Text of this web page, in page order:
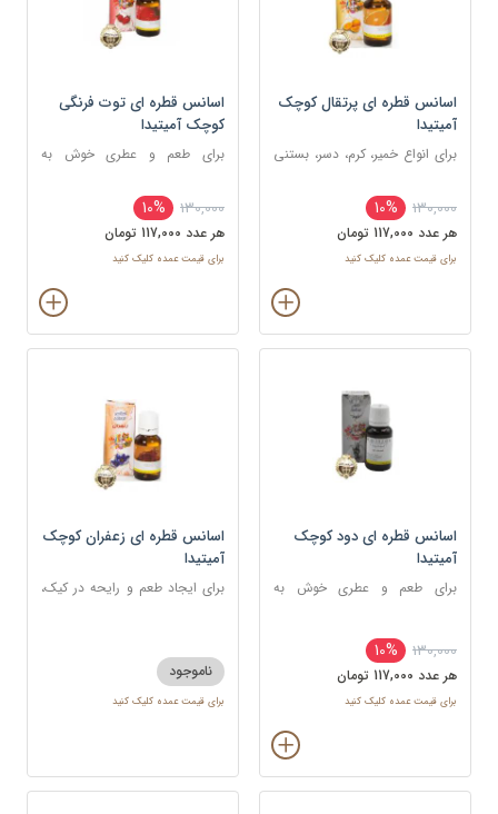
اسانس قطره ای پرتقال کوچک
آمیتیدا
برای انواع خمیر، کرم، دسر، بستنی
130,000
10%
هر عدد 117,000 تومان
برای قیمت عمده کلیک کنید
اسانس قطره ای توت فرنگی
کوچک آمیتیدا
برای طعم و عطری خوش به
130,000
10%
هر عدد 117,000 تومان
برای قیمت عمده کلیک کنید
اسانس قطره ای دود کوچک
آمیتیدا
برای طعم و عطری خوش به
130,000
10%
هر عدد 117,000 تومان
برای قیمت عمده کلیک کنید
اسانس قطره ای زعفران کوچک
آمیتیدا
برای ایجاد طعم و رایحه در کیک،
ناموجود
برای قیمت عمده کلیک کنید